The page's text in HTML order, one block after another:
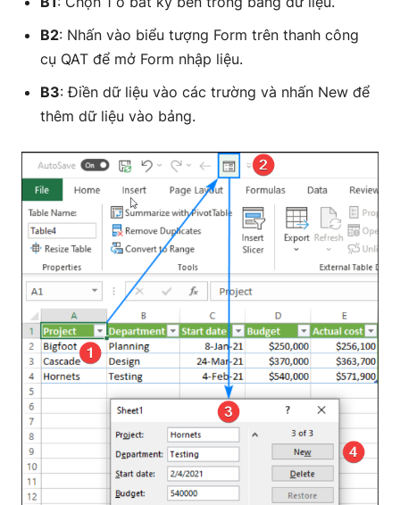
B2: Nhấn vào biểu tượng Form trên thanh công
cụ QAT để mở Form nhập liệu.
B3: Điền dữ liệu vào các trường và nhấn New để
thêm dữ liệu vào bảng.